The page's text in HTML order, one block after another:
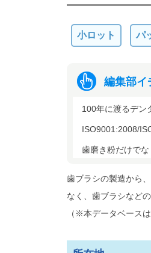
小ロット パ
編集部イ
100年に渡るデン
ISO9001:2008/
歯磨き粉だけで
歯ブラシの製造から
なく、歯ブラシなど
（※本データベース